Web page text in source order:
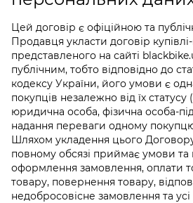
Цей договір є офіційною та
Продавця укласти договір
представленого на сайті
публічним, тобто відповідно до
кодексу України, його умови є
покупців незалежно від їх статусу
юридична особа, фізична особа-
надання переваги одному
Шляхом укладення цього
повному обсязі приймає умови та
оформлення замовлення, оплати
товару, повернення товару,
недобросовісне замовлення та